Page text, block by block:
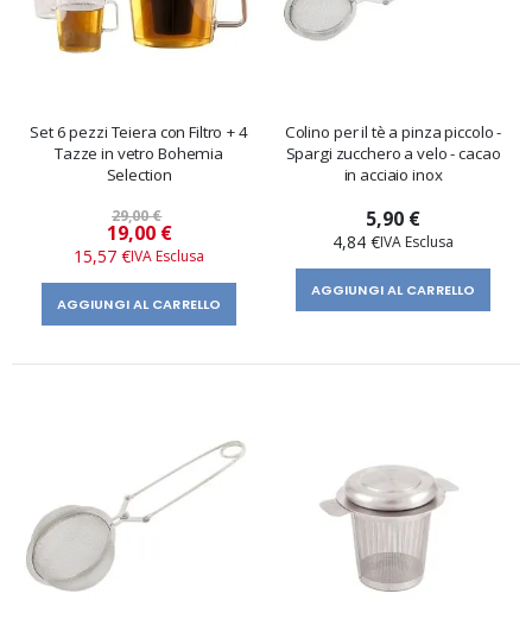
Set 6 pezzi Teiera con Filtro + 4
Tazze in vetro Bohemia
Selection
29,00 €
Prezzo
speciale
19,00 €
15,57 €
AGGIUNGI AL CARRELLO
Colino per il tè a pinza piccolo -
Spargi zucchero a velo - cacao
in acciaio inox
5,90 €
4,84 €
AGGIUNGI AL CARRELLO